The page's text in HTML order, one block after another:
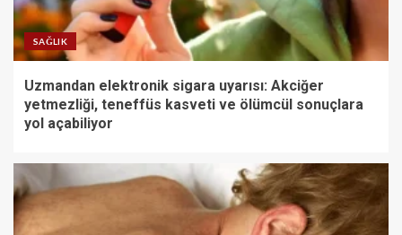
SAĞLIK
Uzmandan elektronik sigara uyarısı: Akciğer
yetmezliği, teneffüs kasveti ve ölümcül sonuçlara
yol açabiliyor